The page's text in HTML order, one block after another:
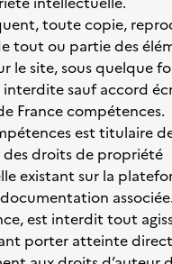
toute copie,
tout ou partie des
le site, sous quelque
interdite sauf accord
France compétences.
est titulaire
des droits de propriété
existant sur la
est interdit tout
porter atteinte